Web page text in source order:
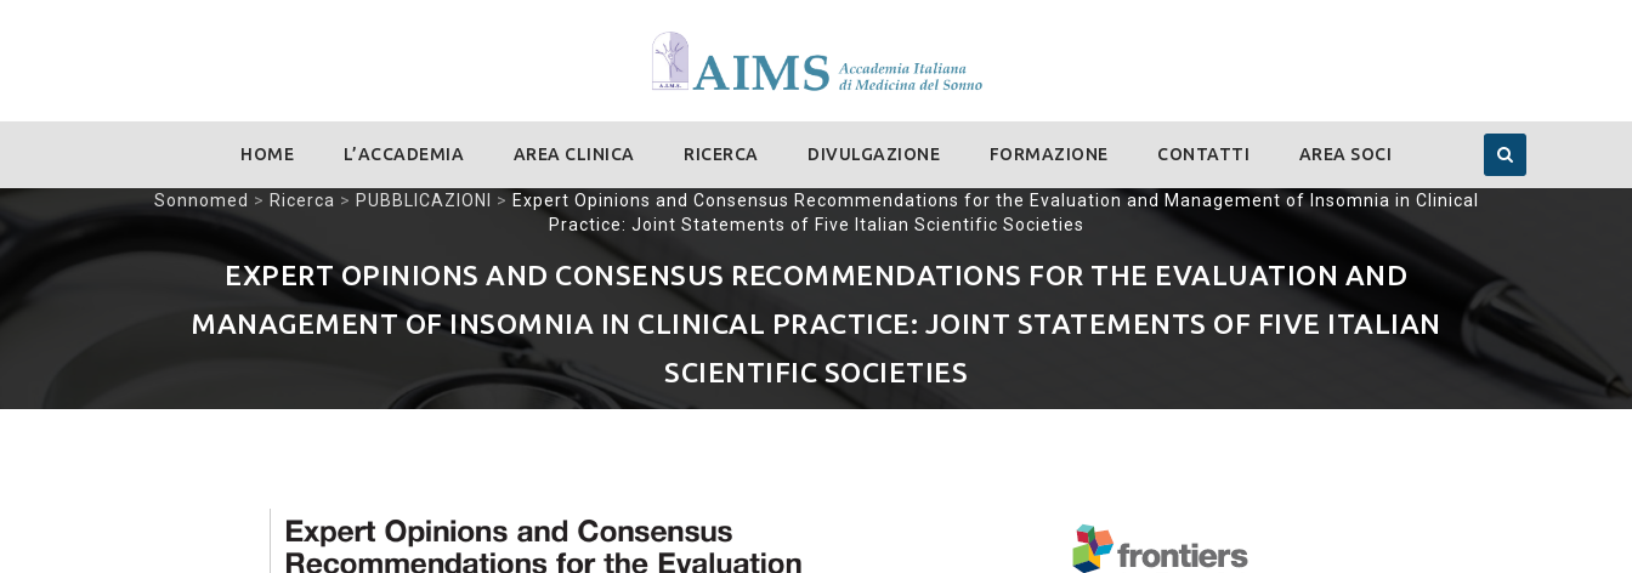
content
HOME L’ACCADEMIA AREA CLINICA RICERCA DIVULGAZIONE FORMAZIONE CONTATTI AREA SOCI
Sonnomed > Ricerca > PUBBLICAZIONI > Expert Opinions and Consensus Recommendations for the Evaluation and Management of Insomnia in Clinical
Practice: Joint Statements of Five Italian Scientific Societies
EXPERT OPINIONS AND CONSENSUS RECOMMENDATIONS FOR THE EVALUATION AND
MANAGEMENT OF INSOMNIA IN CLINICAL PRACTICE: JOINT STATEMENTS OF FIVE ITALIAN
SCIENTIFIC SOCIETIES